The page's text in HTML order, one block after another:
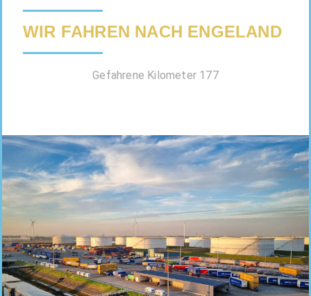
WIR FAHREN NACH ENGELAND
Gefahrene Kilometer 177